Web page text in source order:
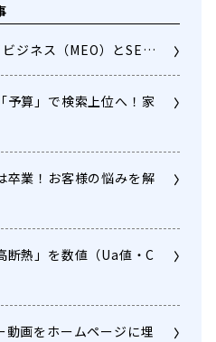
ジネス（MEO）とSE…
予算」で検索上位へ！家
卒業！お客様の悩みを解
断熱」を数値（Ua値・C
動画をホームページに埋